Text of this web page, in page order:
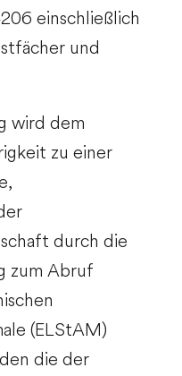
einschließlich
und
wird dem
zu einer
durch die
zum Abruf
(ELStAM)
die der